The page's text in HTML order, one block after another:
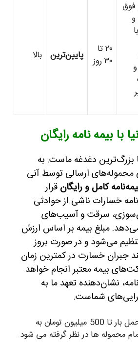
فوق
۲۰ تا
۳۰ روز
پایین‌ترین بالا
با بیمه نامه رایگان
بزرگ‌ترین دغدغه ماست. به
محموله‌های ارسالی توسط آنی
کامل و رایگان قرار
خسارات ناشی از حوادثی
سرقت و آسیب‌های
مبلغ بیمه بر اساس ارزش
می‌شود و در صورت بروز
جبران خسارت در کمترین زمان
بیمه معتبر انجام خواهد
نشان‌دهنده تعهد ما به
شماست.
بیمه نامه در شرایط حمل بار تا 500 میلیون تومان به
محموله ها در نظر گرفته می شود.